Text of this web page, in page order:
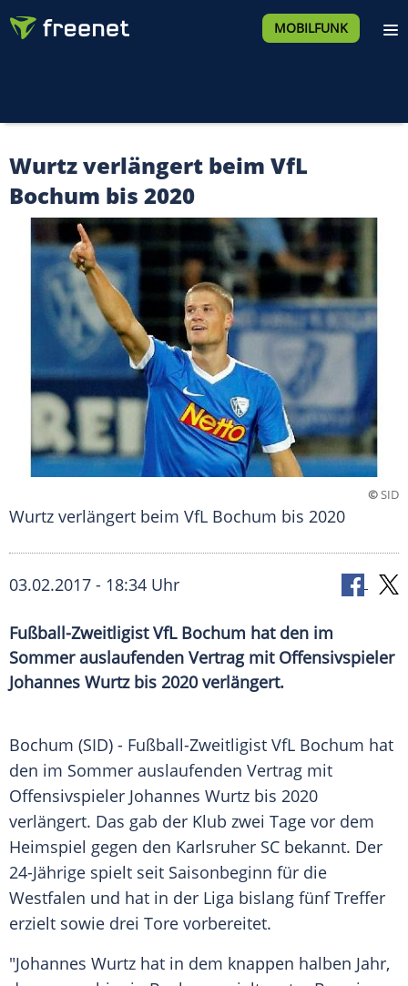
MOBILFUNK
Wurtz verlängert beim VfL
Bochum bis 2020
©SID
Wurtz verlängert beim VfL Bochum bis 2020
03.02.2017 - 18:34 Uhr
Fußball-Zweitligist VfL Bochum hat den im
Sommer auslaufenden Vertrag mit Offensivspieler
Johannes Wurtz bis 2020 verlängert.
Bochum (SID) - Fußball-Zweitligist VfL Bochum hat
den im Sommer auslaufenden Vertrag mit
Offensivspieler Johannes Wurtz bis 2020
verlängert. Das gab der Klub zwei Tage vor dem
Heimspiel gegen den Karlsruher SC bekannt. Der
24-Jährige spielt seit Saisonbeginn für die
Westfalen und hat in der Liga bislang fünf Treffer
erzielt sowie drei Tore vorbereitet.
"Johannes Wurtz hat in dem knappen halben Jahr,